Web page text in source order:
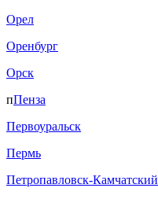
Орел
Оренбург
Орск
пПенза
Первоуральск
Пермь
Петропавловск-Камчатский